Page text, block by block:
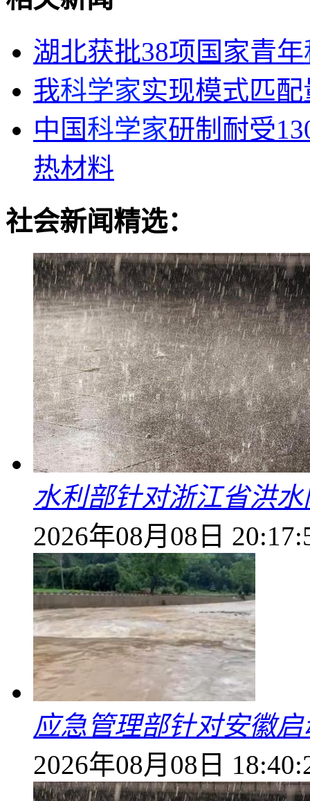
湖北获批38项国家青年
我科学家实现模式匹
中国科学家研制耐受
热材料
社会新闻精选：
水利部针对浙江省洪
2026年08月08日
应急管理部针对安徽
2026年08月08日